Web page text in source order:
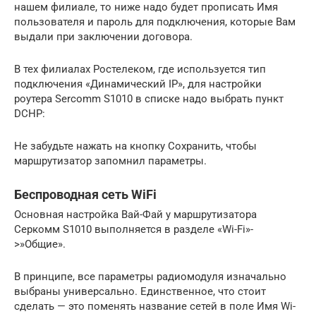
нашем филиале, то ниже надо будет прописать Имя
пользователя и пароль для подключения, которые Вам
выдали при заключении договора.
В тех филиалах Ростелеком, где используется тип
подключения «Динамический IP», для настройки
роутера Sercomm S1010 в списке надо выбрать пункт
DCHP:
Не забудьте нажать на кнопку Сохранить, чтобы
маршрутизатор запомнил параметры.
Беспроводная сеть WiFi
Основная настройка Вай-Фай у маршрутизатора
Серкомм S1010 выполняется в разделе «Wi-Fi»-
>»Общие».
В принципе, все параметры радиомодуля изначально
выбраны универсально. Единственное, что стоит
сделать — это поменять название сетей в поле Имя Wi-